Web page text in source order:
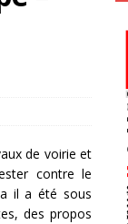
de voirie et
contre le
il a été sous
des propos